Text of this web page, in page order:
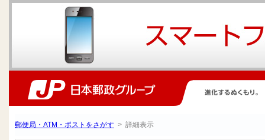
郵便局・ATM・ポストをさがす > 詳細表示